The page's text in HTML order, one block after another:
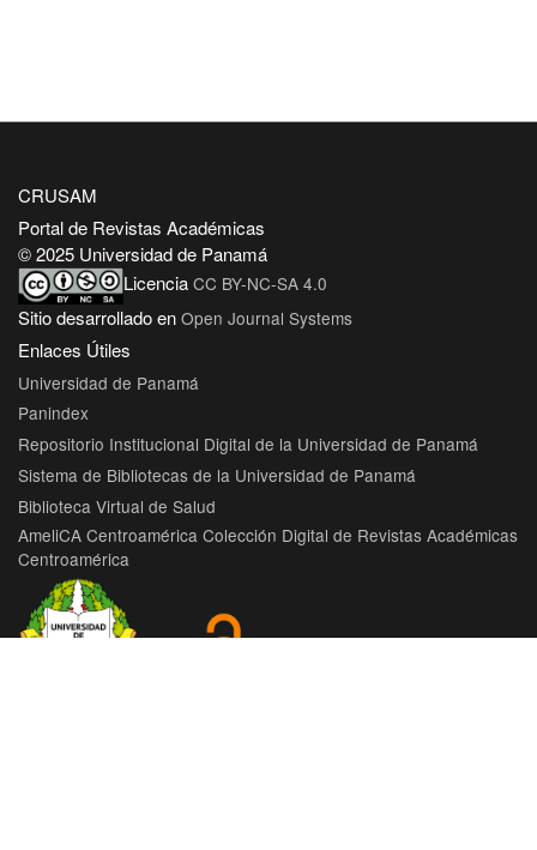
CRUSAM
Portal de Revistas Académicas
© 2025 Universidad de Panamá
Licencia CC BY-NC-SA 4.0
Sitio desarrollado en Open Journal Systems
Enlaces Útiles
Universidad de Panamá
Panindex
Repositorio Institucional Digital de la Universidad de Panamá
Sistema de Bibliotecas de la Universidad de Panamá
Biblioteca Virtual de Salud
AmeliCA Centroamérica Colección Digital de Revistas Académicas
Centroamérica